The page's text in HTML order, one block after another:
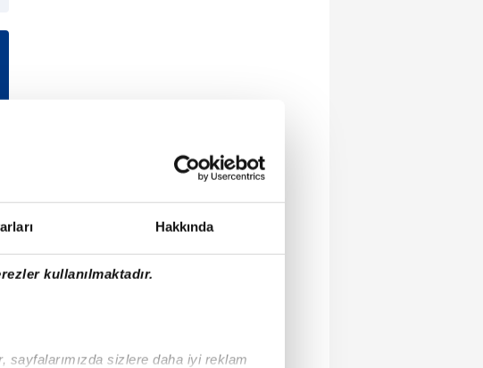
Hakkında
kullanılmaktadır.
sizlere daha iyi reklam